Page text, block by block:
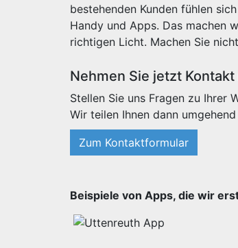
bestehenden Kunden fühlen
Handy und Apps. Das machen
richtigen Licht. Machen Sie
Nehmen Sie jetzt
Stellen Sie uns Fragen zu Ihrer
Wir teilen Ihnen dann
Zum Kontaktformular
Beispiele von Apps, die wir